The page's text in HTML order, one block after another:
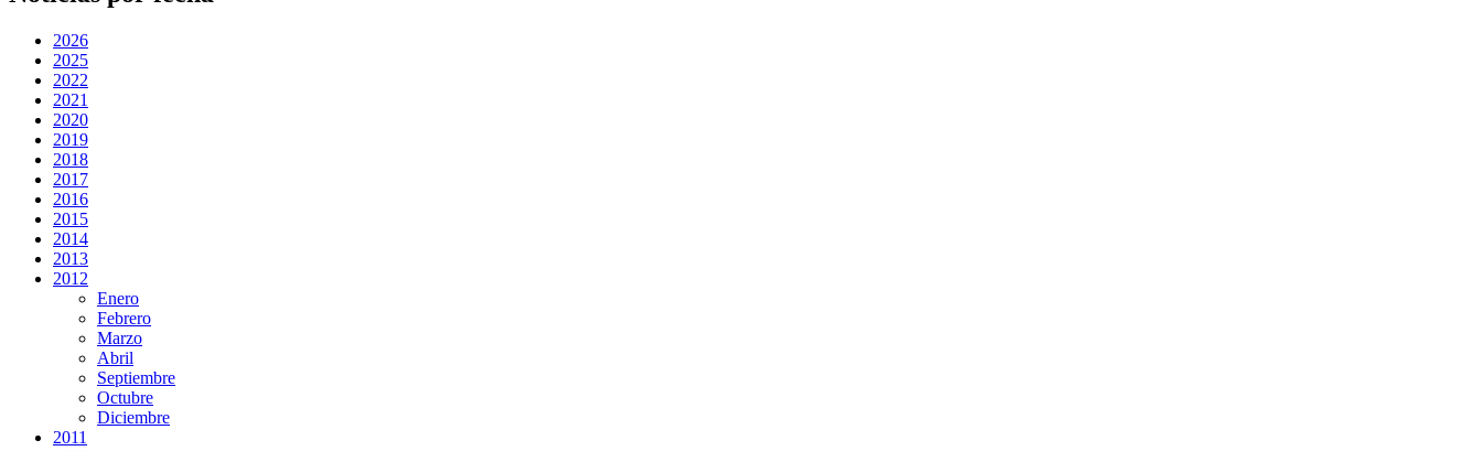
2026
2025
2022
2021
2020
2019
2018
2017
2016
2015
2014
2013
2012
Enero
Febrero
Marzo
Abril
Septiembre
Octubre
Diciembre
2011